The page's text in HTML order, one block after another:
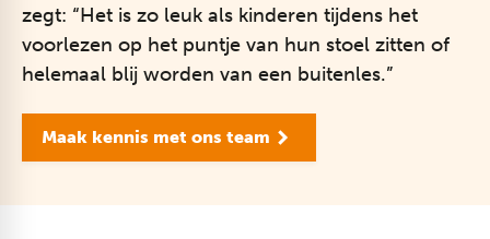
zegt: “Het is zo leuk als kinderen tijdens het
voorlezen op het puntje van hun stoel zitten of
helemaal blij worden van een buitenles.”
Maak kennis met ons team